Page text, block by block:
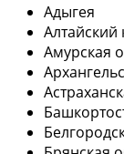
Адыгея
Алтайский
Амурская